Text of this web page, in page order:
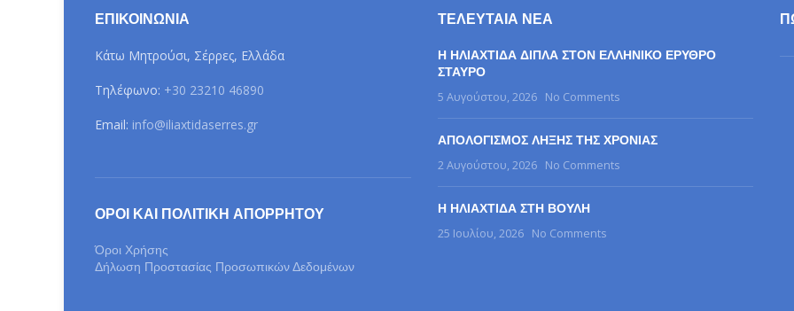
ΕΠΙΚΟΙΝΩΝΊΑ
Κάτω Μητρούσι, Σέρρες, Ελλάδα
Τηλέφωνο: +30 23210 46890
Email: info@iliaxtidaserres.gr
ΌΡΟΙ ΚΑΙ ΠΟΛΙΤΙΚΉ ΑΠΟΡΡΉΤΟΥ
Όροι Χρήσης
Δήλωση Προστασίας Προσωπικών Δεδομένων
ΤΕΛΕΥΤΑΊΑ ΝΈΑ
Η ΗΛΙΑΧΤΙΔΑ ΔΙΠΛΑ ΣΤΟΝ ΕΛΛΗΝΙΚΟ ΕΡΥΘΡΟ
ΣΤΑΥΡΟ
5 Αυγούστου, 2026 No Comments
ΑΠΟΛΟΓΙΣΜΟΣ ΛΗΞΗΣ ΤΗΣ ΧΡΟΝΙΑΣ
2 Αυγούστου, 2026 No Comments
Η ΗΛΙΑΧΤΙΔΑ ΣΤΗ ΒΟΥΛΗ
25 Ιουλίου, 2026 No Comments